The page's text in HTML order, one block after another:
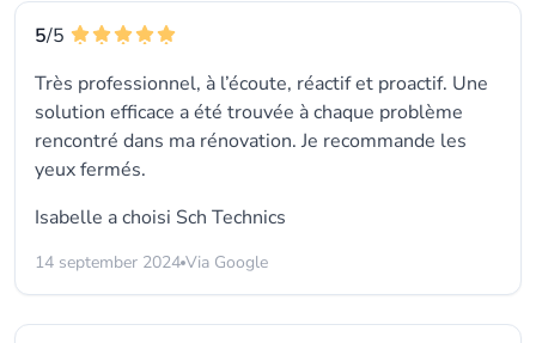
5/5
Très professionnel, à l’écoute, réactif et proactif. Une
solution efficace a été trouvée à chaque problème
rencontré dans ma rénovation. Je recommande les
yeux fermés.
Isabelle a choisi Sch Technics
14 september 2024 Via Google